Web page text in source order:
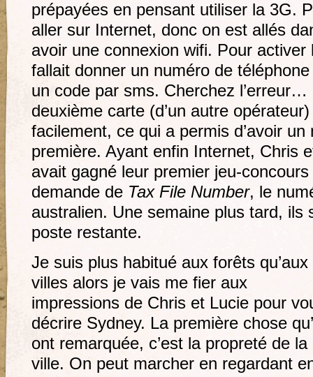
prépayées en pensant utiliser la 3G.
aller sur Internet, donc on est allés
avoir une connexion wifi. Pour
fallait donner un numéro de
un code par sms. Cherchez
deuxième carte (d’un autre
facilement, ce qui a permis d’avoir
première. Ayant enfin Internet, Chris
avait gagné leur premier jeu-
demande de Tax File Number, le
australien. Une semaine plus tard, ils
poste restante.
Je suis plus habitué aux forêts qu’aux
villes alors je vais me fier aux
impressions de Chris et Lucie pour
décrire Sydney. La première chose
ont remarquée, c’est la propreté de la
ville. On peut marcher en regardant